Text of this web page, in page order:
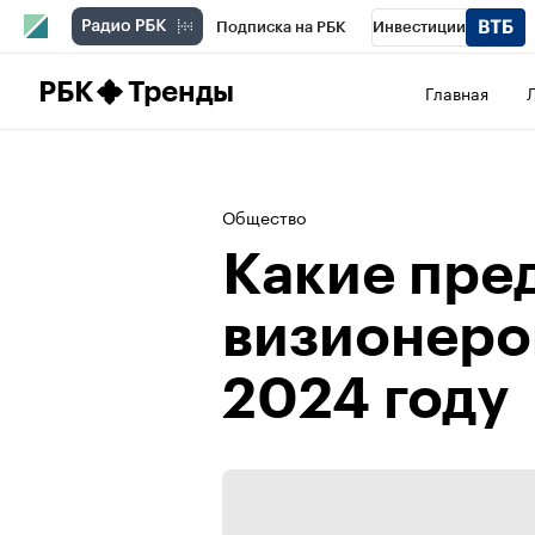
Подписка на РБК Инвестиции
РБК Тренды Главная
Общество
Какие
2024 году